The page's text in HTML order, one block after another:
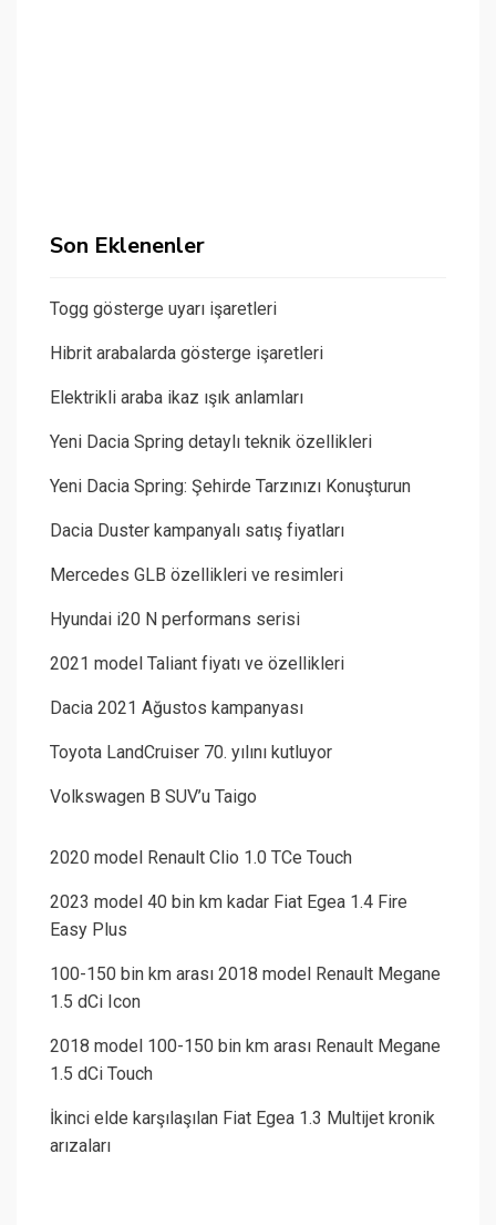
Son Eklenenler
Togg gösterge uyarı işaretleri
Hibrit arabalarda gösterge işaretleri
Elektrikli araba ikaz ışık anlamları
Yeni Dacia Spring detaylı teknik özellikleri
Yeni Dacia Spring: Şehirde Tarzınızı Konuşturun
Dacia Duster kampanyalı satış fiyatları
Mercedes GLB özellikleri ve resimleri
Hyundai i20 N performans serisi
2021 model Taliant fiyatı ve özellikleri
Dacia 2021 Ağustos kampanyası
Toyota LandCruiser 70. yılını kutluyor
Volkswagen B SUV’u Taigo
2020 model Renault Clio 1.0 TCe Touch
2023 model 40 bin km kadar Fiat Egea 1.4 Fire
Easy Plus
100-150 bin km arası 2018 model Renault Megane
1.5 dCi Icon
2018 model 100-150 bin km arası Renault Megane
1.5 dCi Touch
İkinci elde karşılaşılan Fiat Egea 1.3 Multijet kronik
arızaları